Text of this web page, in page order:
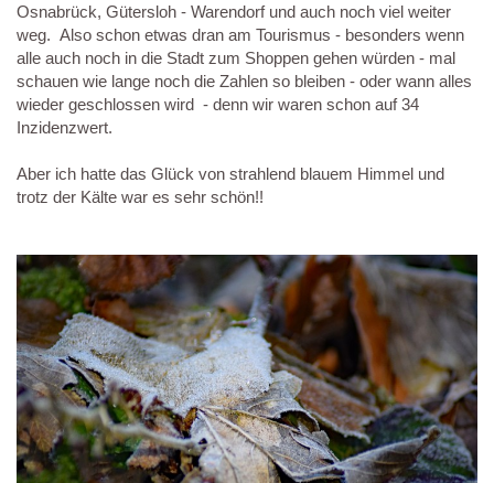
Osnabrück, Gütersloh - Warendorf und auch noch viel weiter
weg. Also schon etwas dran am Tourismus - besonders wenn
alle auch noch in die Stadt zum Shoppen gehen würden - mal
schauen wie lange noch die Zahlen so bleiben - oder wann alles
wieder geschlossen wird - denn wir waren schon auf 34
Inzidenzwert.
Aber ich hatte das Glück von strahlend blauem Himmel und
trotz der Kälte war es sehr schön!!